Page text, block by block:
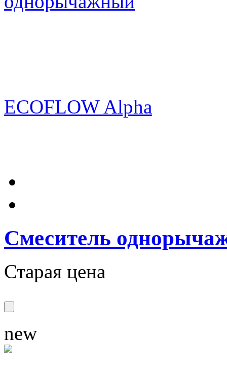
Смеситель
Старая цена
new